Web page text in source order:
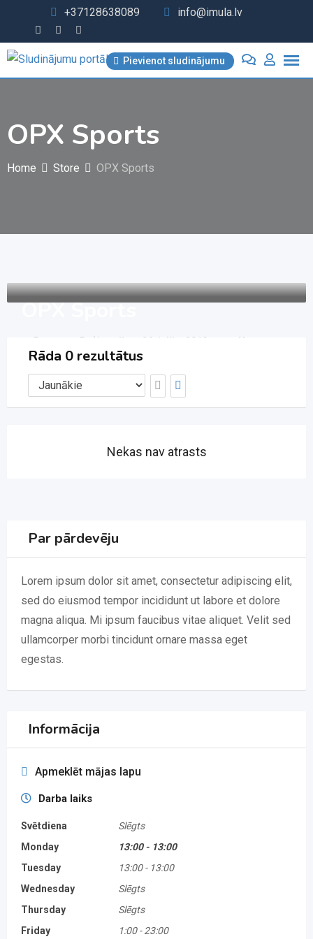
content
+37128638089 info@imula.lv
Pievienot sludinājumu
OPX Sports
Home Store OPX Sports
OPX Sports
Rīga Reģistrējies -26. jūlijs, 2019.
Nav
atsauksmju
Rāda 0 rezultātus
Nekas nav atrasts
Par pārdevēju
Lorem ipsum dolor sit amet, consectetur adipiscing elit,
sed do eiusmod tempor incididunt ut labore et dolore
magna aliqua. Mi ipsum faucibus vitae aliquet. Velit sed
ullamcorper morbi tincidunt ornare massa eget
egestas.
Informācija
Apmeklēt mājas lapu
Darba laiks
Svētdiena
Slēgts
Monday
13:00 - 13:00
Tuesday
13:00 - 13:00
Wednesday
Slēgts
Thursday
Slēgts
Friday
1:00 - 23:00